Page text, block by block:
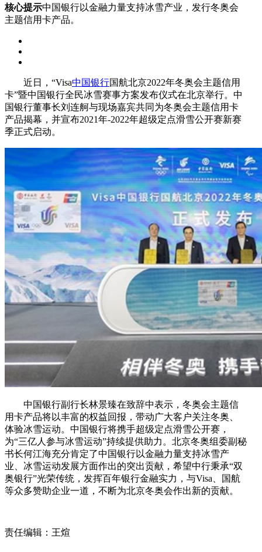
核心提示中国银行以金融力量支持冰雪产业，发行冬奥会
主题信用卡产品。
近日，“Visa中国银行国航北京2022年冬奥会主题信用
卡”暨中国银行全民冰雪赛事方案发布仪式在北京举行。中
国银行董事长刘连舸与现场嘉宾共同为冬奥会主题信用卡
产品揭幕，并宣布2021年-2022年超级定点滑雪公开赛新赛
季正式启动。
中国银行副行长林景臻在致辞中表示，冬奥会主题信
用卡产品将以丰富的权益回报，带动广大客户关注冬奥、
体验冰雪运动。中国银行将携手超级定点滑雪公开赛，
为“三亿人参与冰雪运动”持续提供助力。北京冬奥组委副秘
书长何江海充分肯定了中国银行以金融力量支持冰雪产
业、冰雪运动发展方面作出的突出贡献，希望中行秉承“双
奥银行”光荣传统，发挥百年银行金融实力，与Visa、国航
等众多赞助企业一道，不断为北京冬奥会作出新的贡献。
责任编辑：王煊